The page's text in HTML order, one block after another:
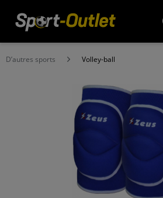
D’autres sports Volley-ball